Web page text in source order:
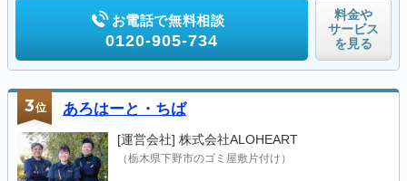
お電話で無料相談
0120-905-734
料金や
サービス
を見る
3位 あろはーと・ちば
[運営会社] 株式会社ALOHEART
（栃木県下野市のゴミ屋敷片付け）